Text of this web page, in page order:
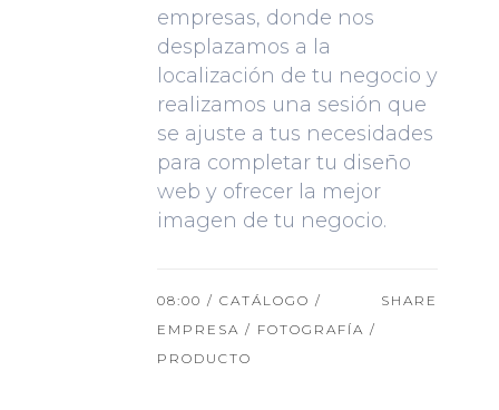
empresas, donde nos
desplazamos a la
localización de tu negocio y
realizamos una sesión que
se ajuste a tus necesidades
para completar tu diseño
web y ofrecer la mejor
imagen de tu negocio.
08:00 / CATÁLOGO /
EMPRESA / FOTOGRAFÍA /
PRODUCTO
SHARE